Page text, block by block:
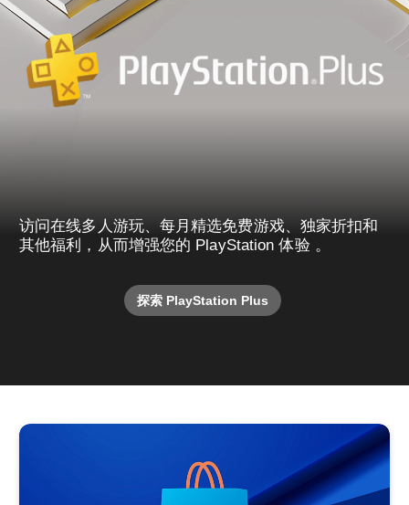
访问在线多人游玩、每月精选免费游戏、独家折扣和
其他福利，从而增强您的 PlayStation 体验 。
探索 PlayStation Plus